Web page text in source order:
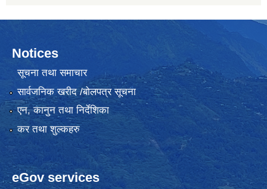
Notices
सूचना तथा समाचार
सार्वजनिक खरीद /बोलपत्र सूचना
एन, कानुन तथा निर्देशिका
कर तथा शुल्कहरु
eGov services